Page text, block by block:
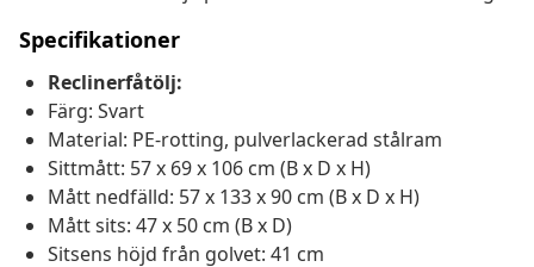
Specifikationer
Reclinerfåtölj:
Färg: Svart
Material: PE-rotting, pulverlackerad stålram
Sittmått: 57 x 69 x 106 cm (B x D x H)
Mått nedfälld: 57 x 133 x 90 cm (B x D x H)
Mått sits: 47 x 50 cm (B x D)
Sitsens höjd från golvet: 41 cm